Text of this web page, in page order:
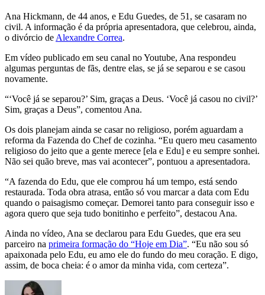
Ana Hickmann, de 44 anos, e Edu Guedes, de 51, se casaram no
civil. A informação é da própria apresentadora, que celebrou, ainda,
o divórcio de Alexandre Correa.
Em vídeo publicado em seu canal no Youtube, Ana respondeu
algumas perguntas de fãs, dentre elas, se já se separou e se casou
novamente.
“‘Você já se separou?’ Sim, graças a Deus. ‘Você já casou no civil?’
Sim, graças a Deus”, comentou Ana.
Os dois planejam ainda se casar no religioso, porém aguardam a
reforma da Fazenda do Chef de cozinha. “Eu quero meu casamento
religioso do jeito que a gente merece [ela e Edu] e eu sempre sonhei.
Não sei quão breve, mas vai acontecer”, pontuou a apresentadora.
“A fazenda do Edu, que ele comprou há um tempo, está sendo
restaurada. Toda obra atrasa, então só vou marcar a data com Edu
quando o paisagismo começar. Demorei tanto para conseguir isso e
agora quero que seja tudo bonitinho e perfeito”, destacou Ana.
Ainda no vídeo, Ana se declarou para Edu Guedes, que era seu
parceiro na primeira formação do “Hoje em Dia”. “Eu não sou só
apaixonada pelo Edu, eu amo ele do fundo do meu coração. E digo,
assim, de boca cheia: é o amor da minha vida, com certeza”.